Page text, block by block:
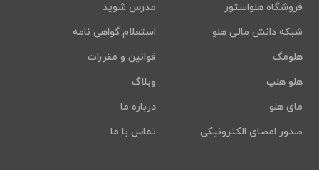
فروشگاه هلواستور
شبکه دانش مالی هلو
هلومگ
هلو هلپ
مای هلو
صدور امضای الکترونیکی
مدرس شوید
استعلام گواهی نامه
قوانین و مقررات
وبلاگ
درباره ما
تماس با ما